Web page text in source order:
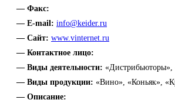
— Факс:
— E-mail: info@keider.ru
— Сайт: www.vinternet.ru
— Контактное лицо:
— Виды деятельности: «Дистрибьюторы»,
— Виды продукции: «Вино», «Коньяк»,
— Описание: